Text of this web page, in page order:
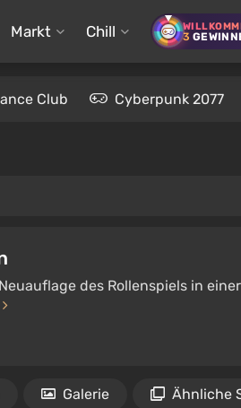
Markt Chill 3
Club Cyberpunk 2077
des Rollenspiels in
Galerie Ähnliche